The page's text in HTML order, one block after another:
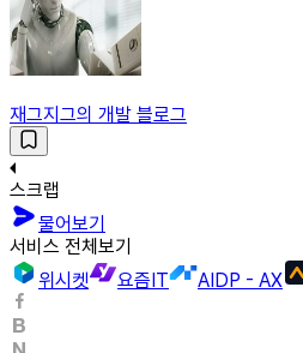
재그지그의 개발 블로그
스크랩
물어보기
서비스 전체보기
위시켓
요즘IT AIDP - AX